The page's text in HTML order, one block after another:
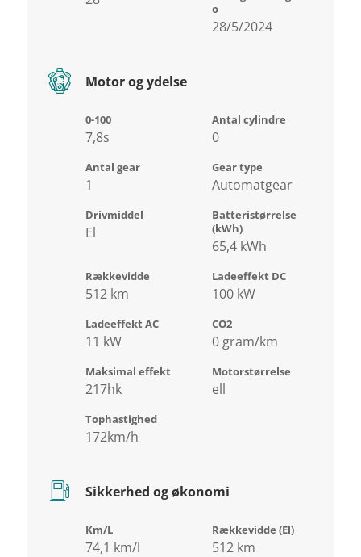
o
28/5/2024
Motor og ydelse
0-100
7,8s
Antal cylindre
0
Antal gear
1
Gear type
Automatgear
Drivmiddel
El
Batteristørrelse
(kWh)
65,4 kWh
Rækkevidde
512 km
Ladeeffekt DC
100 kW
Ladeeffekt AC
11 kW
CO2
0 gram/km
Maksimal effekt
217hk
Motorstørrelse
ell
Tophastighed
172km/h
Sikkerhed og økonomi
Km/L
74,1 km/l
Rækkevidde (El)
512 km